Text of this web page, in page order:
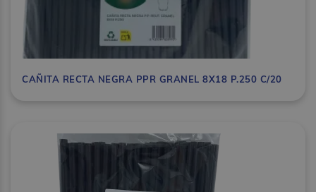
CAÑITA RECTA NEGRA PPR GRANEL 8X18 P.250 C/20